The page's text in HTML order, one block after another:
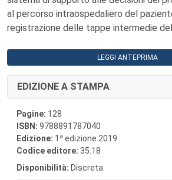
al percorso intraospedaliero del
registrazione delle tappe intermedie
LEGGI ANTEPRIMA
EDIZIONE A STAMPA
Pagine: 128
ISBN: 9788891787040
Edizione: 1 a edizione 2019
Codice editore: 35.18
Disponibilità: Discreta